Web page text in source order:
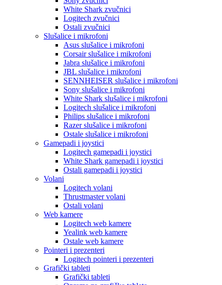
White Shark zvučnici
Logitech zvučnici
Ostali zvučnici
Slušalice i mikrofoni
Asus slušalice i mikrofoni
Corsair slušalice i mikrofoni
Jabra slušalice i mikrofoni
JBL slušalice i mikrofoni
SENNHEISER slušalice i mikrofoni
Sony slušalice i mikrofoni
White Shark slušalice i mikrofoni
Logitech slušalice i mikrofoni
Philips slušalice i mikrofoni
Razer slušalice i mikrofoni
Ostale slušalice i mikrofoni
Gamepadi i joystici
Logitech gamepadi i joystici
White Shark gamepadi i joystici
Ostali gamepadi i joystici
Volani
Logitech volani
Thrustmaster volani
Ostali volani
Web kamere
Logitech web kamere
Yealink web kamere
Ostale web kamere
Pointeri i prezenteri
Logitech pointeri i prezenteri
Grafički tableti
Grafički tableti